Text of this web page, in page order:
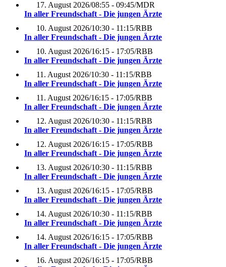
17. August 2026/08:55 - 09:45/MDR
In aller Freundschaft - Die jungen Ärzte
10. August 2026/10:30 - 11:15/RBB
In aller Freundschaft - Die jungen Ärzte
10. August 2026/16:15 - 17:05/RBB
In aller Freundschaft - Die jungen Ärzte
11. August 2026/10:30 - 11:15/RBB
In aller Freundschaft - Die jungen Ärzte
11. August 2026/16:15 - 17:05/RBB
In aller Freundschaft - Die jungen Ärzte
12. August 2026/10:30 - 11:15/RBB
In aller Freundschaft - Die jungen Ärzte
12. August 2026/16:15 - 17:05/RBB
In aller Freundschaft - Die jungen Ärzte
13. August 2026/10:30 - 11:15/RBB
In aller Freundschaft - Die jungen Ärzte
13. August 2026/16:15 - 17:05/RBB
In aller Freundschaft - Die jungen Ärzte
14. August 2026/10:30 - 11:15/RBB
In aller Freundschaft - Die jungen Ärzte
14. August 2026/16:15 - 17:05/RBB
In aller Freundschaft - Die jungen Ärzte
16. August 2026/16:15 - 17:05/RBB